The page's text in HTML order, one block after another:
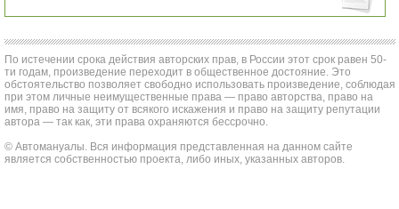
По истечении срока действия авторских прав, в России этот срок равен 50-
ти годам, произведение переходит в общественное достояние. Это
обстоятельство позволяет свободно использовать произведение, соблюдая
при этом личные неимущественные права — право авторства, право на
имя, право на защиту от всякого искажения и право на защиту репутации
автора — так как, эти права охраняются бессрочно.
© Автомануалы. Вся информация представленная на данном сайте
является собственностью проекта, либо иных, указанных авторов.